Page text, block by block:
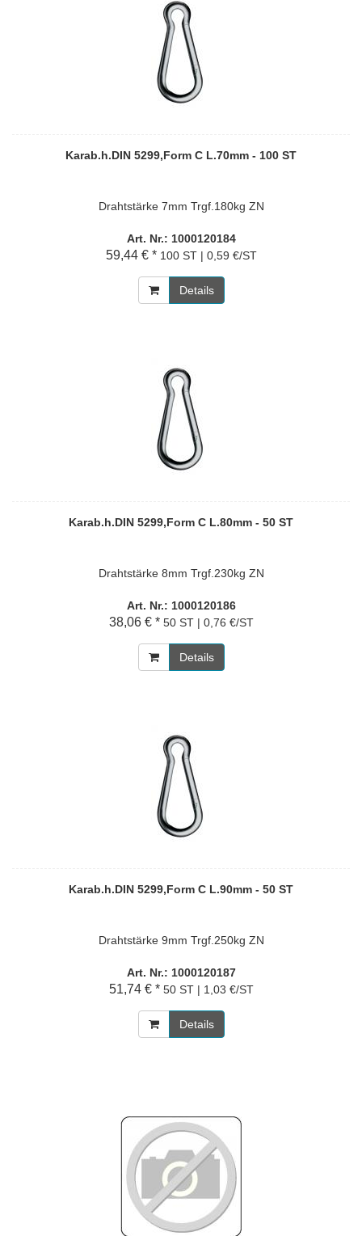
Karab.h.DIN 5299,Form C L.70mm - 100 ST
Drahtstärke 7mm Trgf.180kg ZN
Art. Nr.: 1000120184
59,44 € * 100 ST | 0,59 €/ST
Details
Karab.h.DIN 5299,Form C L.80mm - 50 ST
Drahtstärke 8mm Trgf.230kg ZN
Art. Nr.: 1000120186
38,06 € * 50 ST | 0,76 €/ST
Details
Karab.h.DIN 5299,Form C L.90mm - 50 ST
Drahtstärke 9mm Trgf.250kg ZN
Art. Nr.: 1000120187
51,74 € * 50 ST | 1,03 €/ST
Details